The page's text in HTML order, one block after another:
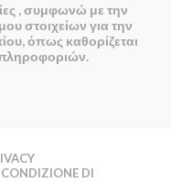
, συμφωνώ με την
στοιχείων για την
όπως καθορίζεται
πληροφοριών.
DI